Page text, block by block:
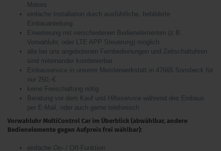
Motors
einfache Installation durch ausführliche, bebilderte
Einbauanleitung
Erweiterung mit verschiedenen Bedienelementen (z.B.
Vorwahluhr, oder LTE APP Steuerung) möglich
alle bei uns angebotenen Fernbedienungen und Zeitschaltuhren
sind miteinander kombinierbar
Einbauservice in unserer Meisterwerkstatt in 47665 Sonsbeck für
nur 250,-€
keine Freischaltung nötig
Beratung vor dem Kauf und Hilfeservice während des Einbaus
per E-Mail, oder auch gerne telefonisch
Vorwahluhr MultiControl Car im Überblick (abwählbar, andere
Bedienelemente gegen Aufpreis frei wählbar):
einfache On- / Off-Funktion